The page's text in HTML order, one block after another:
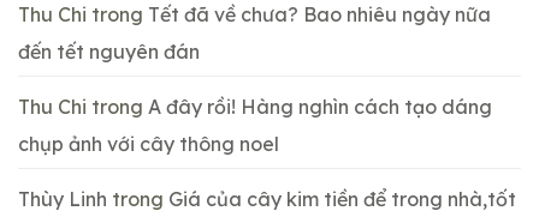
Thu Chi trong Tết đã về chưa? Bao nhiêu ngày nữa
đến tết nguyên đán
Thu Chi trong A đây rồi! Hàng nghìn cách tạo dáng
chụp ảnh với cây thông noel
Thùy Linh trong Giá của cây kim tiền để trong nhà,tốt